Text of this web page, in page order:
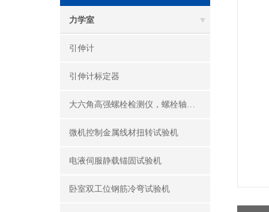
力学室
引伸计
引伸计标定器
大六角高强螺栓检测仪，螺栓轴力计，抗滑移系数检测仪
微机控制金属线材扭转试验机
电液伺服静载锚固试验机
卧室双工位钢筋冷弯试验机